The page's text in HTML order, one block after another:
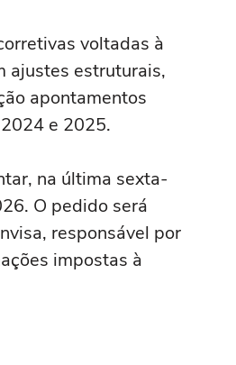
voltadas à
ajustes estruturais,
apontamentos
e 2025.
na última sexta-
O pedido será
responsável por
impostas à